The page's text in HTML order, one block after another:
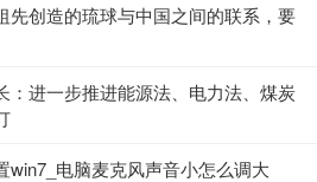
先创造的琉球与中国之间的联系，要
：进一步推进能源法、电力法、煤炭
win7_电脑麦克风声音小怎么调大